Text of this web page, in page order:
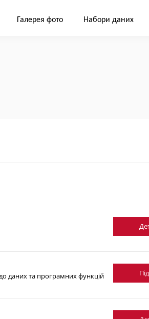
Галерея фото Набори даних
даних та програмних функцій